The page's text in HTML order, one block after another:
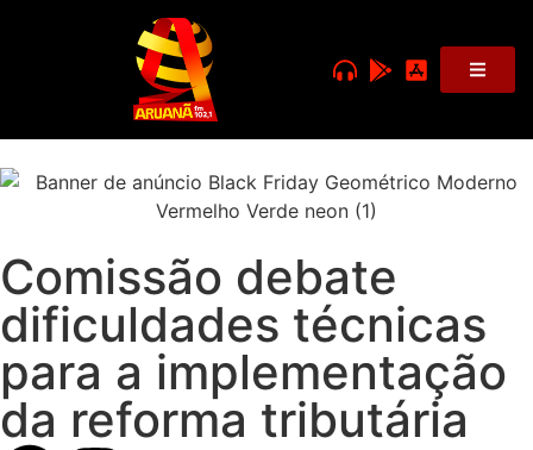
Comissão debate
dificuldades técnicas
para a implementação
da reforma tributária